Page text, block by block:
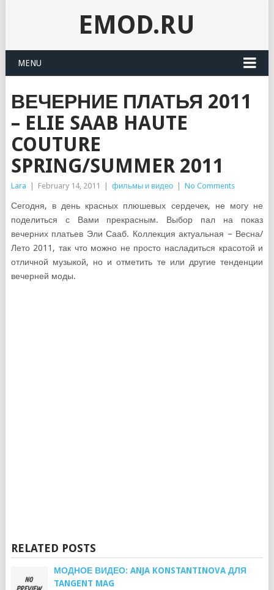
EMOD.RU
MENU
ВЕЧЕРНИЕ ПЛАТЬЯ 2011
– ELIE SAAB HAUTE
COUTURE
SPRING/SUMMER 2011
Lara February 14, 2011 фильмы и видео No Comments
Сегодня, в день красных плюшевых сердечек, не могу не
поделиться с Вами прекрасным. Выбор пал на показ
вечерних платьев Эли Сааб. Коллекция актуальная – Весна/
Лето 2011, так что можно не просто насладиться красотой и
отличной музыкой, но и отметить те или другие тенденции
вечерней моды.
RELATED POSTS
МОДНОЕ ВИДЕО: ANJA KONSTANTINOVA ДЛЯ
TANGENT MAG